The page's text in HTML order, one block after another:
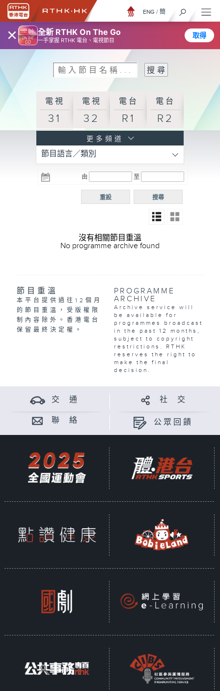
× 全新 RTHK On The Go
一手掌握 RTHK 電台、電視節目
取得
ENG / 簡
電視
31
電視
32
電台
R1
電台
R2
R3
電台 電台
R5
電台
普通
更多頻道
節目語言／類別
由 至
搜尋
重設
沒有相關節目重溫
No programme archive found
節目重溫
本平台提供過往12個月
的節目重溫，受版權限
制內容除外。香港電台
保留最終決定權。
PROGRAMME
ARCHIVE
Archive service will
be available for
programmes broadcast
in the past 12 months,
subject to copyright
restrictions. RTHK
reserves the right to
make the final
decision.
交 通 社 交
聯 絡 公眾回饋